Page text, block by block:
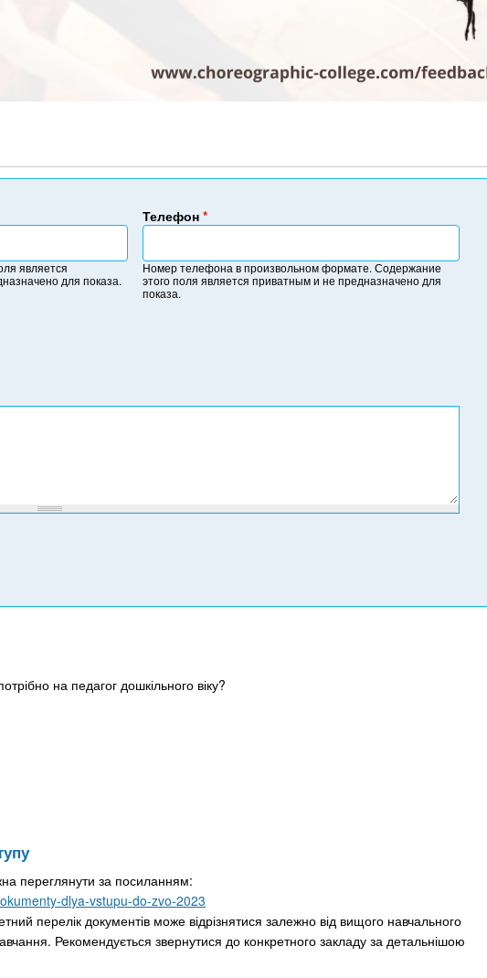
является
для показа.
Телефон *
Н
м
е
Номер телефона в произвольном формате. Содержание
этого поля является приватным и не предназначено для
показа.
на педагог дошкільного віку?
переглянути за посиланням:
dlya-vstupu-do-zvo-2023
перелік документів може відрізнятися залежно від вищого навчального
Рекомендується звернутися до конкретного закладу за детальнішою